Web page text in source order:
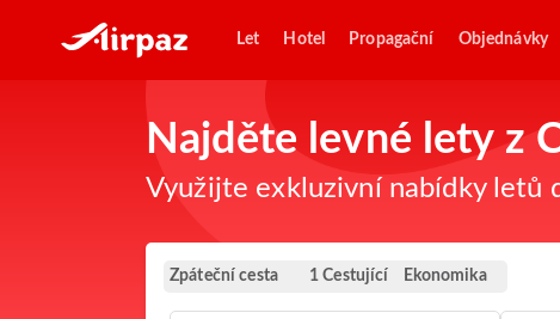
Let Hotel Propagační Objednávky
Najděte levné lety z
Využijte exkluzivní nabídky letů
Zpáteční cesta 1 Cestující Ekonomika